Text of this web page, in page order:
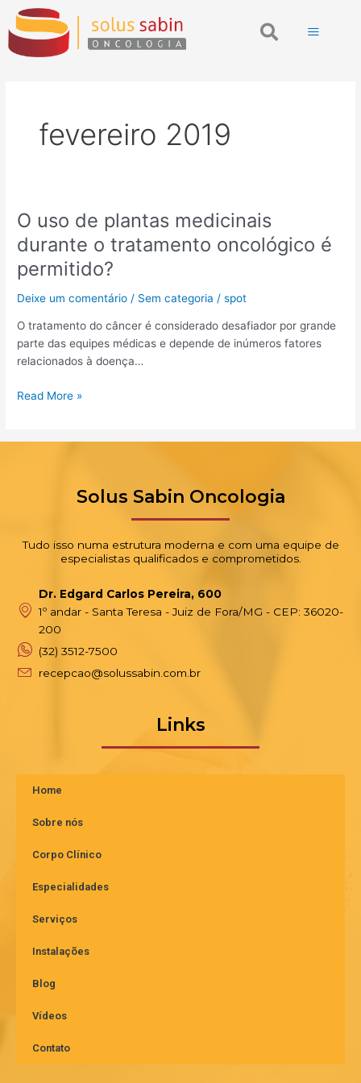
para
conteúdo
Search
fevereiro 2019
O uso de plantas medicinais
durante o tratamento oncológico é
permitido?
Deixe um comentário / Sem categoria /spot
O tratamento do câncer é considerado desafiador por grande
parte das equipes médicas e depende de inúmeros fatores
relacionados à doença…
O
uso
de
plantas
durante
o
tratamento
oncológico
permitido?
Read More »
Solus Sabin Oncologia
Tudo isso numa estrutura moderna e com uma equipe de
especialistas qualificados e comprometidos.
Dr. Edgard Carlos Pereira, 600
1º andar - Santa Teresa - Juiz de Fora/MG - CEP: 36020-
200
(32) 3512-7500
recepcao@solussabin.com.br
Links
Home
Sobre nós
Corpo Clínico
Especialidades
Serviços
Instalações
Blog
Vídeos
Contato